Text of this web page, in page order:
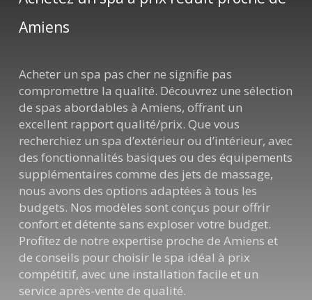
Amiens
Acheter un spa pas cher ne signifie pas
compromettre la qualité. Découvrez une sélection
de spas abordables à Amiens, offrant un
excellent rapport qualité/prix. Que vous
recherchiez un spa d’extérieur ou d’intérieur, avec
des fonctionnalités basiques ou des équipements
supplémentaires comme des jets de massage,
nous avons des options adaptées à tous les
budgets. Nos modèles sont conçus pour offrir
confort et détente sans exploser votre budget.
Profitez de notre expertise proche de Amiens et
de conseils pour choisir le spa idéal à prix
compétitif, avec une installation facile et un
service après-vente de qualité.